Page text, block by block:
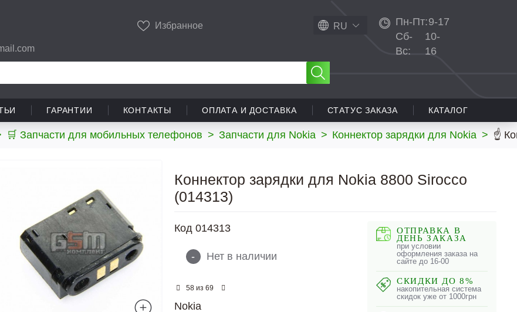
Избранное RU Пн-Пт:9-17
Сб-
Вс:
10-
16
ГАРАНТИИ КОНТАКТЫ ОПЛАТА И ДОСТАВКА СТАТУС ЗАКАЗА КАТАЛОГ
🛒 Запчасти для мобильных телефонов > Запчасти для Nokia > Коннектор зарядки для Nokia > ☝
Коннектор зарядки для Nokia 8800 Sirocco
(014313)
Код 014313
- Нет в наличии
58из 69
Nokia
ОТПРАВКА В
ДЕНЬ ЗАКАЗА
при условии
оформления заказа на
сайте до 16-00
СКИДКИ ДО 8%
накопительная система
скидок уже от 1000грн